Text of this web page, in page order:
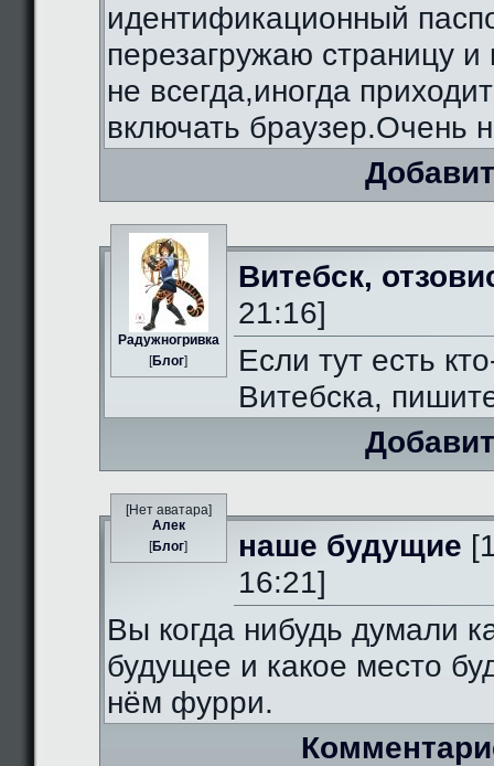
идентификационный
перезагружаю страницу и
не всегда,иногда
включать браузер.Очень
Радужногривка
[Блог]
Витебск,
21:16]
Если тут есть
Витебска,
[Нет аватара]
Алек
[Блог] наше будущие
16:21]
Вы когда нибудь думали
будущее и какое место
нём фурри.